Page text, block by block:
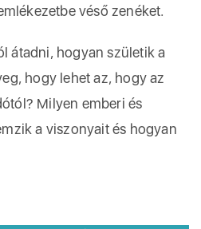
véső zenéket.
átadni, hogyan születik a
hogy lehet az, hogy az
Milyen emberi és
a viszonyait és hogyan